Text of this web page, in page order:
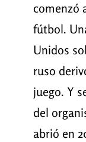
comenzó
fútbol.
Unidos
ruso
juego. Y
del
abrió en